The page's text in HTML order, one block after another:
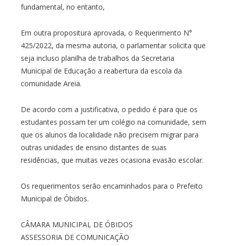
fundamental, no entanto,
Em outra propositura aprovada, o Requerimento N°
425/2022, da mesma autoria, o parlamentar solicita que
seja incluso planilha de trabalhos da Secretaria
Municipal de Educação a reabertura da escola da
comunidade Areia.
De acordo com a justificativa, o pedido é para que os
estudantes possam ter um colégio na comunidade, sem
que os alunos da localidade não precisem migrar para
outras unidades de ensino distantes de suas
residências, que muitas vezes ocasiona evasão escolar.
Os requerimentos serão encaminhados para o Prefeito
Municipal de Óbidos.
CÂMARA MUNICIPAL DE ÓBIDOS
ASSESSORIA DE COMUNICAÇÃO